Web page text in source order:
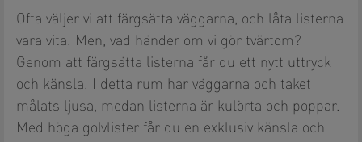
Ofta väljer vi att färgsätta väggarna, och låta listerna
vara vita. Men, vad händer om vi gör tvärtom?
Genom att färgsätta listerna får du ett nytt uttryck
och känsla. I detta rum har väggarna och taket
målats ljusa, medan listerna är kulörta och poppar.
Med höga golvlister får du en exklusiv känsla och